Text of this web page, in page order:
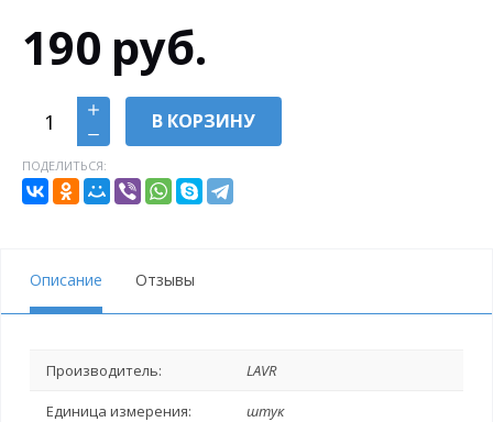
190 руб.
В КОРЗИНУ
ПОДЕЛИТЬСЯ:
Описание Отзывы
Производитель: LAVR
Единица измерения: штук